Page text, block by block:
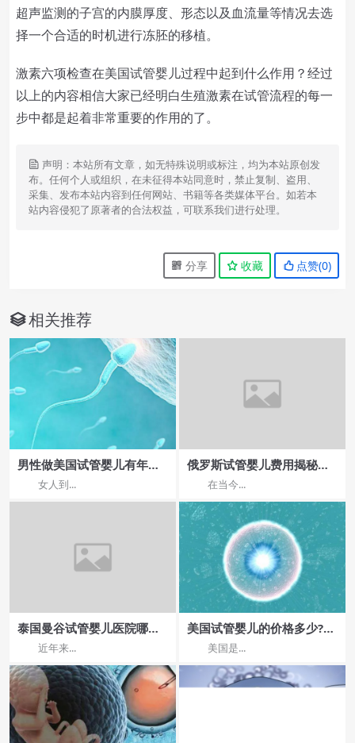
超声监测的子宫的内膜厚度、形态以及血流量等情况去选
择一个合适的时机进行冻胚的移植。
激素六项检查在美国试管婴儿过程中起到什么作用？经过
以上的内容相信大家已经明白生殖激素在试管流程的每一
步中都是起着非常重要的作用的了。
声明：本站所有文章，如无特殊说明或标注，均为本站原创发
布。任何个人或组织，在未征得本站同意时，禁止复制、盗用、
采集、发布本站内容到任何网站、书籍等各类媒体平台。如若本
站内容侵犯了原著者的合法权益，可联系我们进行处理。
分享 收藏 点赞(0)
相关推荐
男性做美国试管婴儿有年龄
限制吗?
女人到...
俄罗斯试管婴儿费用揭秘，
哪家医院较实惠？
在当今...
泰国曼谷试管婴儿医院哪家
近年来...
美国试管婴儿的价格多少?要
准备几万?
美国是...